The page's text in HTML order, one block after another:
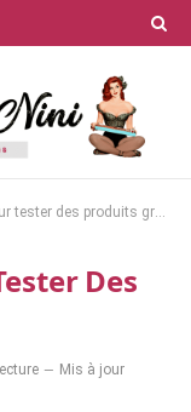
des produits gratuitement
Des
Mis à jour